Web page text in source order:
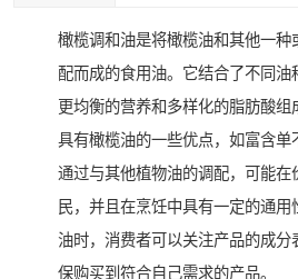
橄榄调和油是将橄榄油和其他一种
配而成的食用油。它结合了不同油
更均衡的营养和多样化的脂肪酸
具有橄榄油的一些优点，如富含单
通过与其他植物油的调配，可能在
民，并且在烹饪中具有一定的通用
油时，消费者可以关注产品的成分
保购买到符合自己需求的产品。